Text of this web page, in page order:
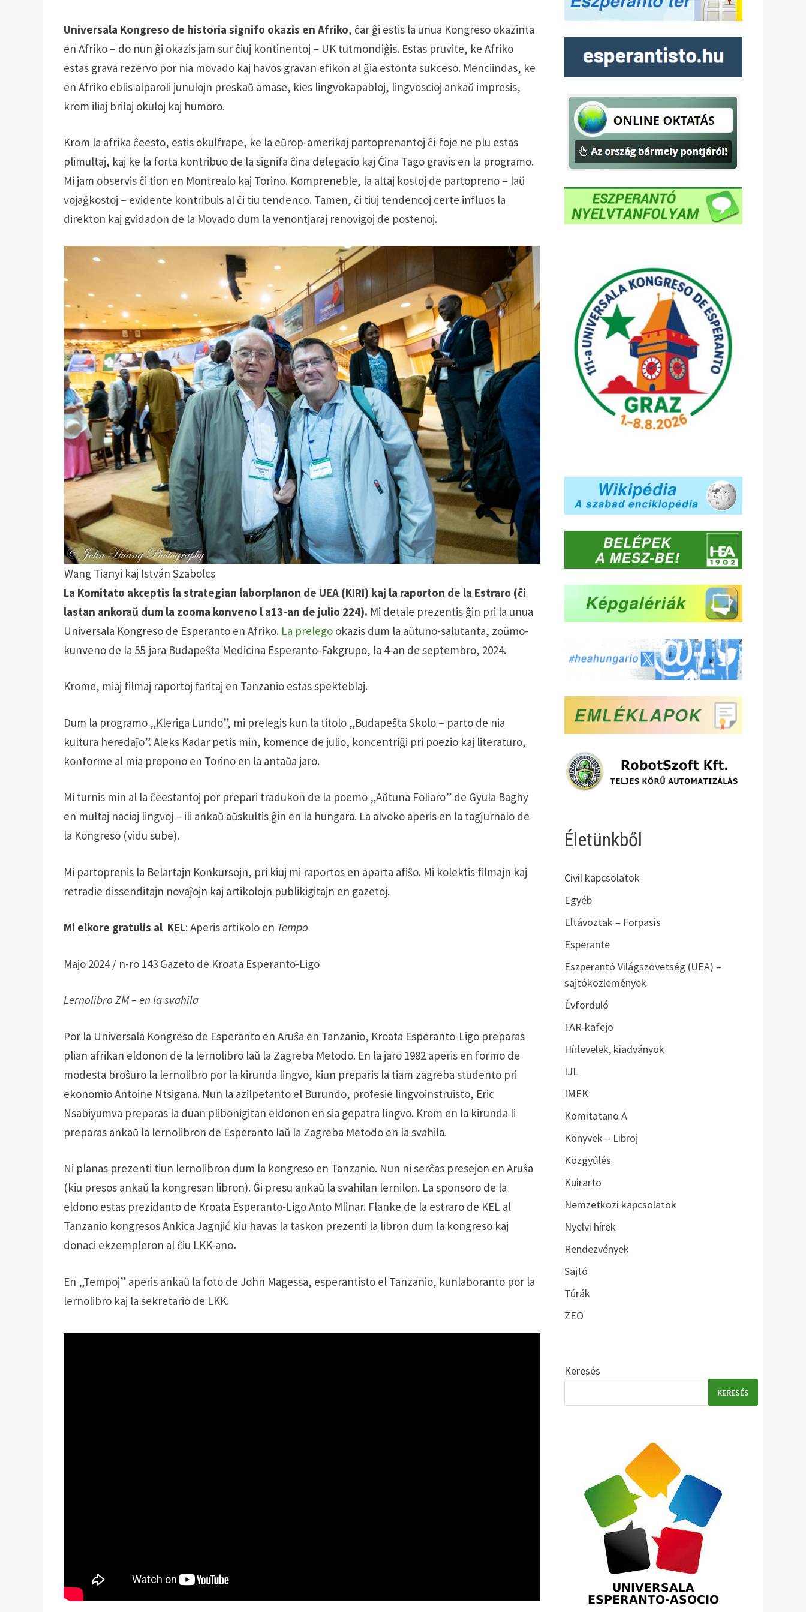
Universala Kongreso de historia signifo okazis en Afriko, ĉar ĝi estis la unua Kongreso okazinta
en Afriko – do nun ĝi okazis jam sur ĉiuj kontinentoj – UK tutmondiĝis. Estas pruvite, ke Afriko
estas grava rezervo por nia movado kaj havos gravan efikon al ĝia estonta sukceso. Menciindas, ke
en Afriko eblis alparoli junulojn preskaŭ amase, kies lingvokapabloj, lingvoscioj ankaŭ impresis,
krom iliaj brilaj okuloj kaj humoro.
Krom la afrika ĉeesto, estis okulfrape, ke la eŭrop-amerikaj partoprenantoj ĉi-foje ne plu estas
plimultaj, kaj ke la forta kontribuo de la signifa ĉina delegacio kaj Ĉina Tago gravis en la programo.
Mi jam observis ĉi tion en Montrealo kaj Torino. Kompreneble, la altaj kostoj de partopreno – laŭ
vojaĝkostoj – evidente kontribuis al ĉi tiu tendenco. Tamen, ĉi tiuj tendencoj certe influos la
direkton kaj gvidadon de la Movado dum la venontjaraj renovigoj de postenoj.
Wang Tianyi kaj István Szabolcs
La Komitato akceptis la strategian laborplanon de UEA (KIRI) kaj la raporton de la Estraro (ĉi
lastan ankoraŭ dum la zooma konveno l a13-an de julio 224). Mi detale prezentis ĝin pri la unua
Universala Kongreso de Esperanto en Afriko. La prelego okazis dum la aŭtuno-salutanta, zoŭmo-
kunveno de la 55-jara Budapeŝta Medicina Esperanto-Fakgrupo, la 4-an de septembro, 2024.
Krome, miaj filmaj raportoj faritaj en Tanzanio estas spekteblaj.
Dum la programo „Kleriga Lundo”, mi prelegis kun la titolo „Budapeŝta Skolo – parto de nia
kultura heredaĵo”. Aleks Kadar petis min, komence de julio, koncentriĝi pri poezio kaj literaturo,
konforme al mia propono en Torino en la antaŭa jaro.
Mi turnis min al la ĉeestantoj por prepari tradukon de la poemo „Aŭtuna Foliaro” de Gyula Baghy
en multaj naciaj lingvoj – ili ankaŭ aŭskultis ĝin en la hungara. La alvoko aperis en la tagĵurnalo de
la Kongreso (vidu sube).
Mi partoprenis la Belartajn Konkursojn, pri kiuj mi raportos en aparta afiŝo. Mi kolektis filmajn kaj
retradie dissenditajn novaĵojn kaj artikolojn publikigitajn en gazetoj.
Mi elkore gratulis al KEL: Aperis artikolo en Tempo
Majo 2024 / n-ro 143 Gazeto de Kroata Esperanto-Ligo
Lernolibro ZM – en la svahila
Por la Universala Kongreso de Esperanto en Aruŝa en Tanzanio, Kroata Esperanto-Ligo preparas
plian afrikan eldonon de la lernolibro laŭ la Zagreba Metodo. En la jaro 1982 aperis en formo de
modesta broŝuro la lernolibro por la kirunda lingvo, kiun preparis la tiam zagreba studento pri
ekonomio Antoine Ntsigana. Nun la azilpetanto el Burundo, profesie lingvoinstruisto, Eric
Nsabiyumva preparas la duan plibonigitan eldonon en sia gepatra lingvo. Krom en la kirunda li
preparas ankaŭ la lernolibron de Esperanto laŭ la Zagreba Metodo en la svahila.
Ni planas prezenti tiun lernolibron dum la kongreso en Tanzanio. Nun ni serĉas presejon en Aruŝa
(kiu presos ankaŭ la kongresan libron). Ĝi presu ankaŭ la svahilan lernilon. La sponsoro de la
eldono estas prezidanto de Kroata Esperanto-Ligo Anto Mlinar. Flanke de la estraro de KEL al
Tanzanio kongresos Ankica Jagnjić kiu havas la taskon prezenti la libron dum la kongreso kaj
donaci ekzempleron al ĉiu LKK-ano.
En „Tempoj” aperis ankaŭ la foto de John Magessa, esperantisto el Tanzanio, kunlaboranto por la
lernolibro kaj la sekretario de LKK.
Életünkből
Civil kapcsolatok
Egyéb
Eltávoztak – Forpasis
Esperante
Eszperantó Világszövetség (UEA) –
sajtóközlemények
Évforduló
FAR-kafejo
Hírlevelek, kiadványok
IJL
IMEK
Komitatano A
Könyvek – Libroj
Közgyűlés
Kuirarto
Nemzetközi kapcsolatok
Nyelvi hírek
Rendezvények
Sajtó
Túrák
ZEO
Keresés
KERESÉS